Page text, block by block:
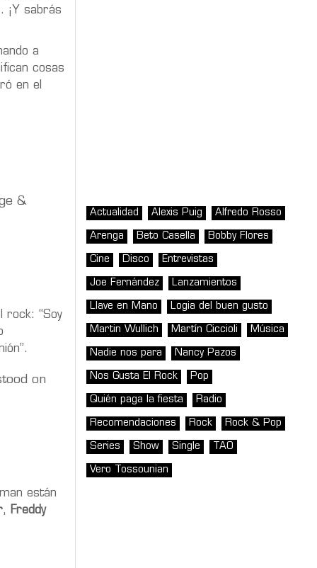
¡Y sabrás
a
cosas
en el
&
rock: “Soy
on
están
,
Freddy
Actualidad Alexis Puig Alfredo Rosso
Arenga Beto Casella Bobby Flores
Cine Disco Entrevistas
Joe Fernández Lanzamientos
Llave en Mano Logia del buen gusto
Martin Wullich Martín Ciccioli Música
Nadie nos para Nancy Pazos
Nos Gusta El Rock Pop
Quién paga la fiesta Radio
Recomendaciones Rock Rock & Pop
Series Show Single TAO
Vero Tossounian